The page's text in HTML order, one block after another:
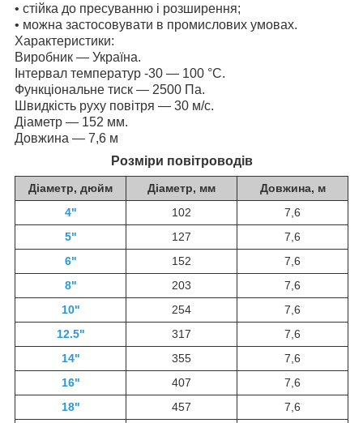
• стійка до пресуванню і розширення;
• можна застосовувати в промислових умовах.
Характеристики:
Виробник — Україна.
Інтервал температур -30 — 100 °С.
Функціональне тиск — 2500 Па.
Швидкість руху повітря — 30 м/с.
Діаметр — 152 мм.
Довжина — 7,6 м
Розміри повітроводів
Діаметр, дюйм Діаметр, мм
Довжина, м
4"
102
7,6
5"
127
7,6
6"
152
7,6
8"
203
7,6
10"
254
7,6
12.5"
317
7,6
14"
355
7,6
16"
407
7,6
18"
457
7,6